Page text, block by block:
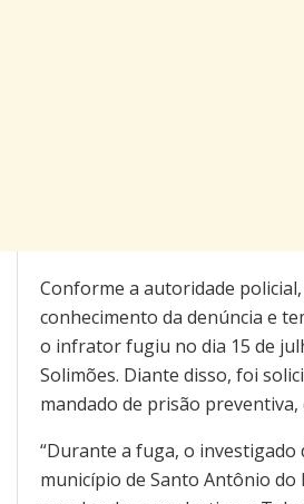
Conforme a autoridade
conhecimento da denúncia e
o infrator fugiu no dia 15 de
Solimões. Diante disso, foi
mandado de prisão
“Durante a fuga, o investigado
município de Santo Antônio do